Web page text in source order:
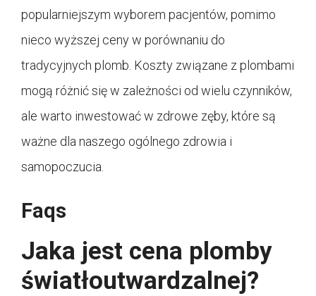
popularniejszym wyborem pacjentów, pomimo
nieco wyższej ceny w porównaniu do
tradycyjnych plomb. Koszty związane z plombami
mogą różnić się w zależności od wielu czynników,
ale warto inwestować w zdrowe zęby, które są
ważne dla naszego ogólnego zdrowia i
samopoczucia.
Faqs
Jaka jest cena plomby
światłoutwardzalnej?